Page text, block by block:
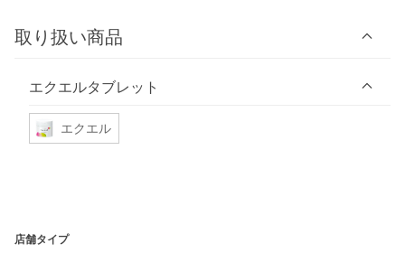
取り扱い商品
エクエルタブレット
エクエル
店舗タイプ